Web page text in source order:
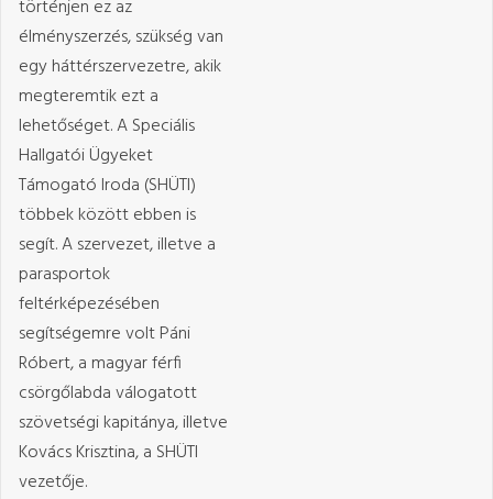
történjen ez az
élményszerzés, szükség van
egy háttérszervezetre, akik
megteremtik ezt a
lehetőséget. A Speciális
Hallgatói Ügyeket
Támogató Iroda (SHÜTI)
többek között ebben is
segít. A szervezet, illetve a
parasportok
feltérképezésében
segítségemre volt Páni
Róbert, a magyar férfi
csörgőlabda válogatott
szövetségi kapitánya, illetve
Kovács Krisztina, a SHÜTI
vezetője.